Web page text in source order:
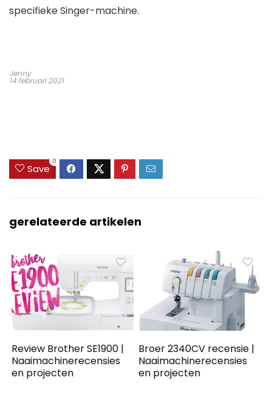
specifieke Singer-machine.
Jenny
14 februari 2021
Save
0
gerelateerde artikelen
Review Brother SE1900 |
Naaimachinerecensies
en projecten
Broer 2340CV recensie |
Naaimachinerecensies
en projecten